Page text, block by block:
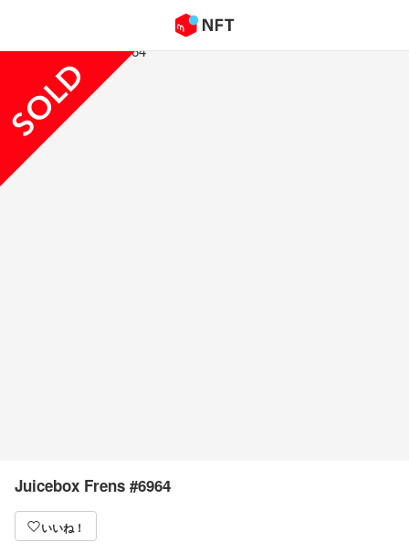
Juicebox Frens #6964
いいね！